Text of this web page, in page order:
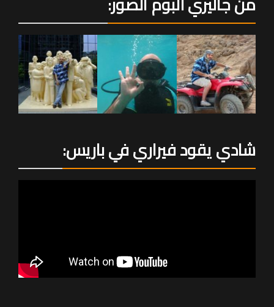
شادي يقود فيراري في باريس: